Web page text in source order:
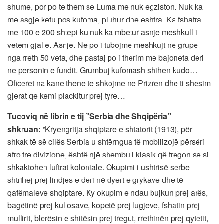
shume, por po te them se Luma me nuk egziston. Nuk ka
me asgje ketu pos kufoma, pluhur dhe eshtra. Ka fshatra
me 100 e 200 shtepi ku nuk ka mbetur asnje meshkull i
vetem gjalle. Asnje. Ne po i tubojme meshkujt ne grupe
nga rreth 50 veta, dhe pastaj po i therim me bajoneta deri
ne personin e fundit. Grumbuj kufomash shihen kudo…
Oficeret na kane thene te shkojme ne Prizren dhe ti shesim
gjerat qe kemi plackitur prej tyre…
Tucoviq në librin e tij ”Serbia dhe Shqipëria”
shkruan: ”Kryengritja shqiptare e shtatorit (1913), për
shkak të së cilës Serbia u shtërngua të mobilizojë përsëri
afro tre divizione, është një shembull klasik që tregon se si
shkaktohen luftrat koloniale. Okupimi i ushtrisë serbe
shtrihej prej lindjes e deri në dyert e grykave dhe të
qafëmaleve shqiptare. Ky okupim e ndau bujkun prej arës,
bagëtinë prej kullosave, kopetë prej lugjeve, fshatin prej
mullirit, blerësin e shitësin prej tregut, rrethinën prej qytetit,